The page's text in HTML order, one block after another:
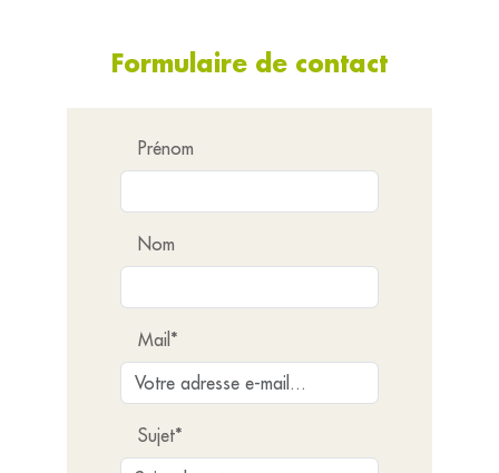
Formulaire de contact
Prénom
Nom
Mail*
Sujet*